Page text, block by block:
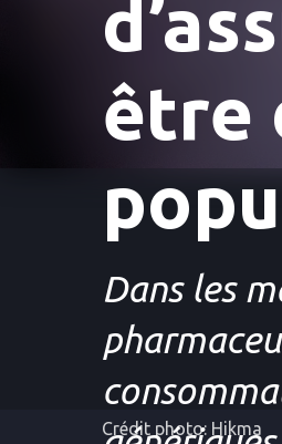
être
Dans les
Crédit photo: Hikma